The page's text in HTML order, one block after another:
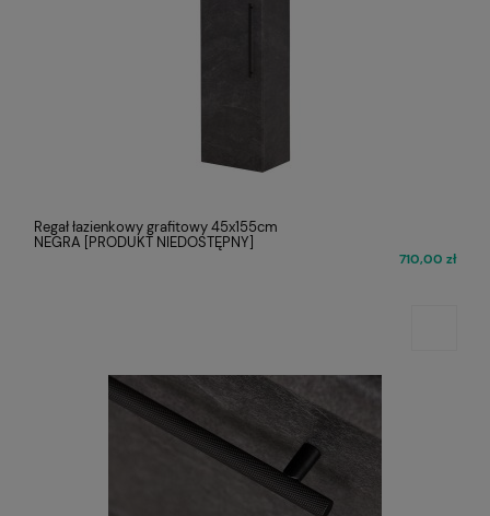
Regał łazienkowy grafitowy 45x155cm
NEGRA [PRODUKT NIEDOSTĘPNY]
710,00 zł